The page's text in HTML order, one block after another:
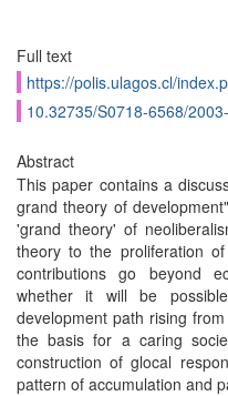
Full text
https://polis.ulagos.cl/
10.32735/S0718-6568/
Abstract
This paper contains a
grand theory of
'grand theory' of
theory to the proliferation
contributions go beyond
whether it will be
development path rising
the basis for a caring
construction of glocal
pattern of accumulation and